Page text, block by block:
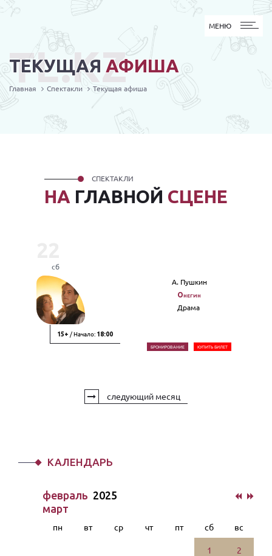
МЕНЮ
МЕНЮ
ТЕКУЩАЯ АФИША
TL.KZ
Главная Спектакли Текущая афиша
НА ГЛАВНОЙ СЦЕНЕ
СПЕКТАКЛИ
сб
15+ / Начало: 18:00
А. Пушкин
Онегин
Драма
БРОНИРОВАНИЕ КУПИТЬ БИЛЕТ
следующий месяц
КАЛЕНДАРЬ
февраль 2025
март
пн вт ср чт пт сб вс
1 2